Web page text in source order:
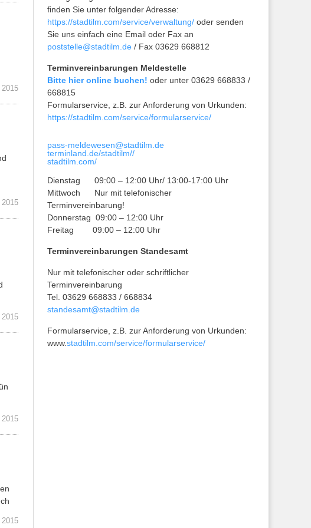
finden Sie unter folgender Adresse:
https://stadtilm.com/service/verwaltung/ oder senden
Sie uns einfach eine Email oder Fax an
poststelle@stadtilm.de / Fax 03629 668812
Terminvereinbarungen Meldestelle
Bitte hier online buchen! oder unter 03629 668833 /
668815
Formularservice, z.B. zur Anforderung von Urkunden:
https://stadtilm.com/service/formularservice/
pass-meldewesen@stadtilm.de
terminland.de/stadtilm//
stadtilm.com/
Dienstag 09:00 – 12:00 Uhr/ 13:00-17:00 Uhr
Mittwoch Nur mit telefonischer
Terminvereinbarung!
Donnerstag 09:00 – 12:00 Uhr
Freitag 09:00 – 12:00 Uhr
Terminvereinbarungen Standesamt
Nur mit telefonischer oder schriftlicher
Terminvereinbarung
Tel. 03629 668833 / 668834
standesamt@stadtilm.de
Formularservice, z.B. zur Anforderung von Urkunden:
www.stadtilm.com/service/formularservice/